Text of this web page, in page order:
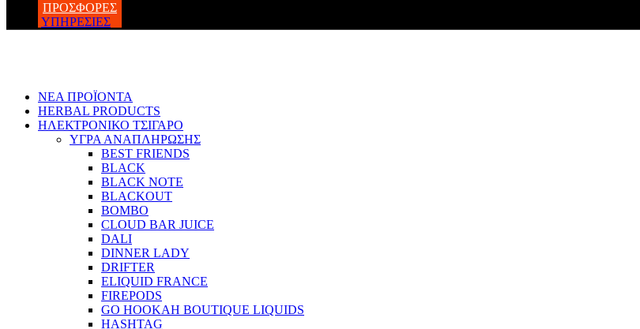
ΠΡΟΣΦΟΡΕΣ
ΥΠΗΡΕΣΙΕΣ
ΝΕΑ ΠΡΟΪΟΝΤΑ
HERBAL PRODUCTS
ΗΛΕΚΤΡΟΝΙΚΟ ΤΣΙΓΑΡΟ
ΥΓΡΑ ΑΝΑΠΛΗΡΩΣΗΣ
BEST FRIENDS
BLACK
BLACK NOTE
BLACKOUT
BOMBO
CLOUD BAR JUICE
DALI
DINNER LADY
DRIFTER
ELIQUID FRANCE
FIREPODS
GO HOOKAH BOUTIQUE LIQUIDS
HASHTAG